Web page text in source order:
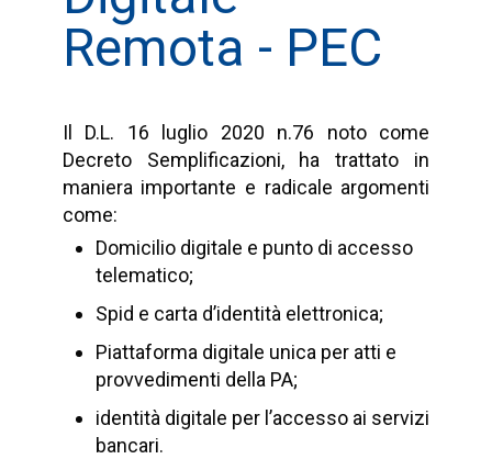
Remota - PEC
Il D.L. 16 luglio 2020 n.76 noto come
Decreto Semplificazioni, ha trattato in
maniera importante e radicale argomenti
come:
Domicilio digitale e punto di accesso
telematico;
Spid e carta d’identità elettronica;
Piattaforma digitale unica per atti e
provvedimenti della PA;
identità digitale per l’accesso ai servizi
bancari.